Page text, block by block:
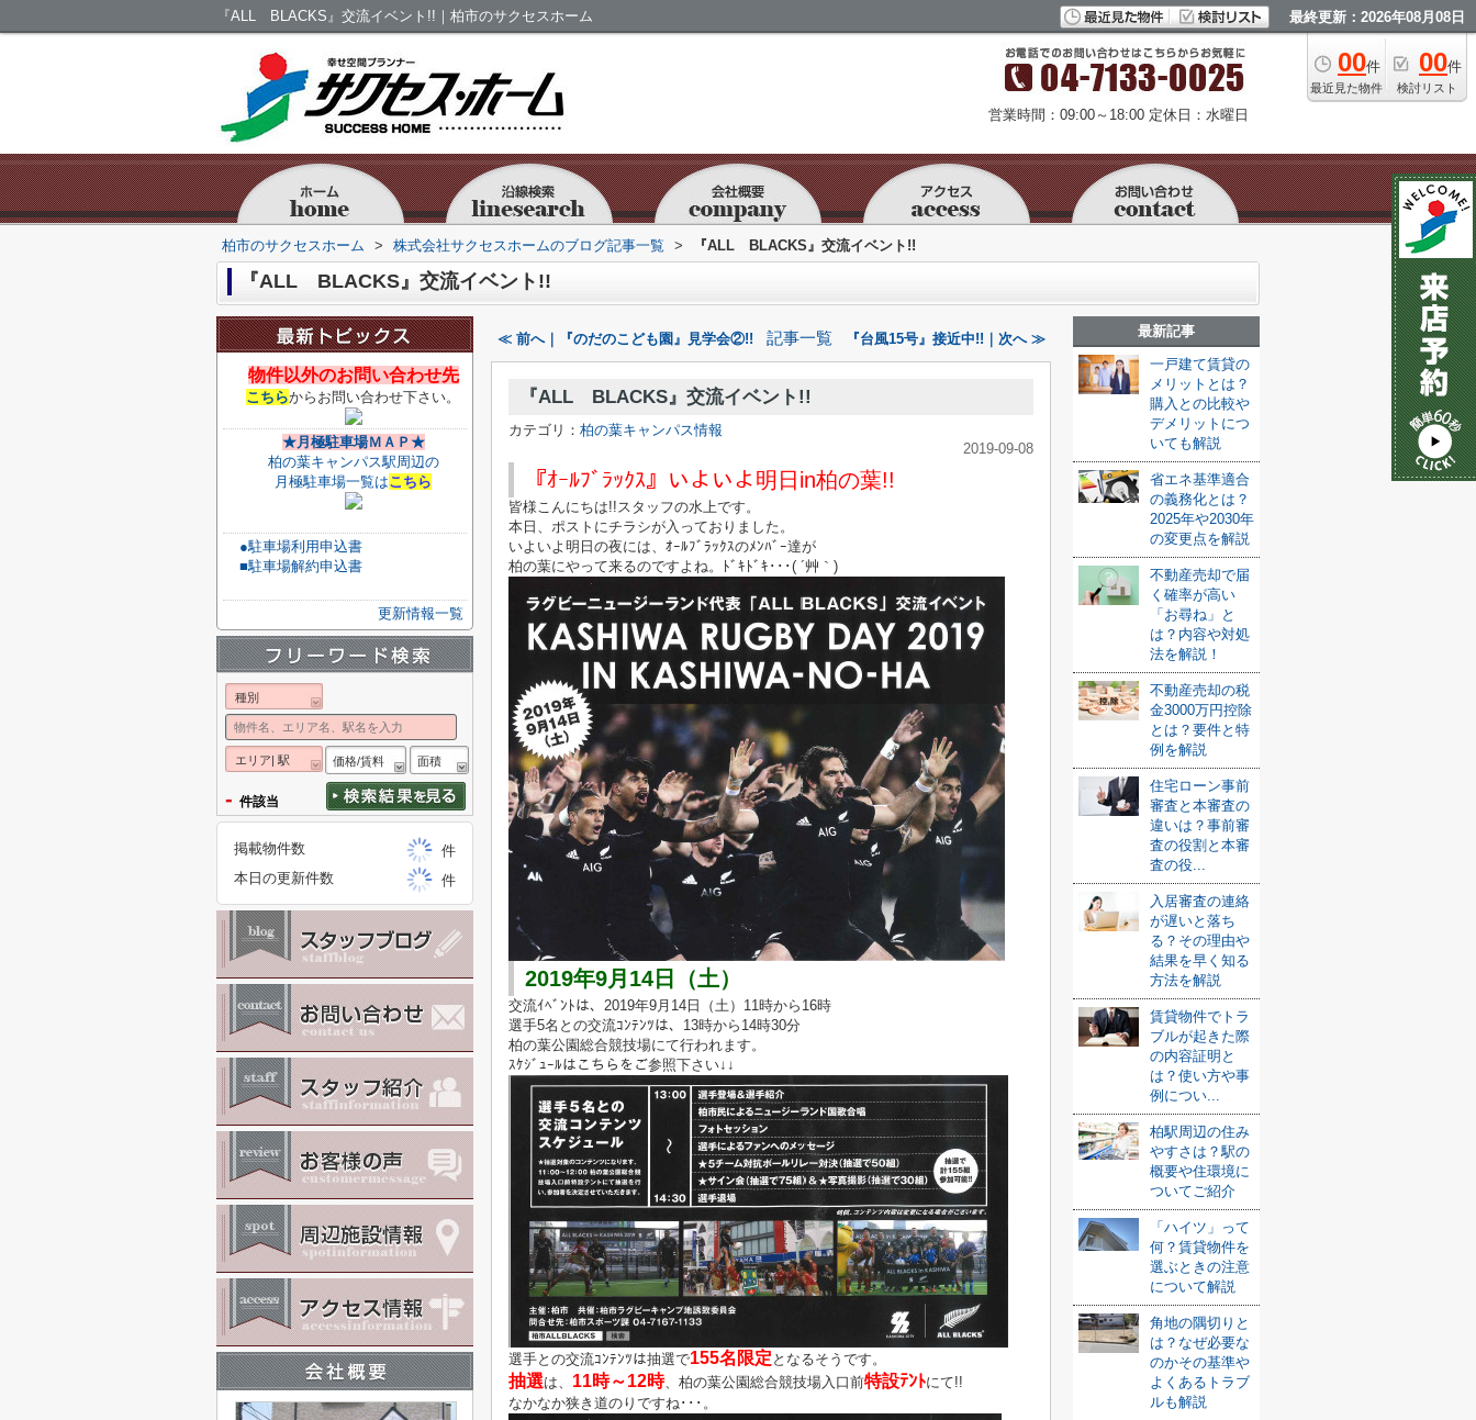
『ALL BLACKS』交流イベント!!｜柏市のサクセスホーム 最終更新：2026年08月08日
00件
最近見た物件
00件
検討リスト
営業時間：09:00～18:00 定休日：水曜日
柏市のサクセスホーム > 株式会社サクセスホームのブログ記事一覧 > 『ALL BLACKS』交流イベント!!
『ALL BLACKS』交流イベント!!
≪ 前へ｜『のだのこども園』見学会②!! 記事一覧 『台風15号』接近中!!｜次へ ≫
『ALL BLACKS』交流イベント!!
カテゴリ： 柏の葉キャンパス情報
2019-09-08
『ｵｰﾙﾌﾞﾗｯｸｽ』いよいよ明日in柏の葉!!
皆様こんにちは!!スタッフの水上です。
本日、ポストにチラシが入っておりました。
いよいよ明日の夜には、ｵｰﾙﾌﾞﾗｯｸｽのﾒﾝﾊﾞｰ達が
柏の葉にやって来るのですよね。ﾄﾞｷﾄﾞｷ･･･( ´艸｀)
2019年9月14日（土）
交流ｲﾍﾞﾝﾄは、2019年9月14日（土）11時から16時
選手5名との交流ｺﾝﾃﾝﾂは、13時から14時30分
柏の葉公園総合競技場にて行われます。
ｽｹｼﾞｭｰﾙはこちらをご参照下さい↓↓
選手との交流ｺﾝﾃﾝﾂは抽選で155名限定 となるそうです。
抽選は、 11時～12時、 柏の葉公園総合競技場入口前特設ﾃﾝﾄにて!!
なかなか狭き道のりですね･･･。
最新記事
一戸建て賃貸の
メリットとは？
購入との比較や
デメリットにつ
いても解説
省エネ基準適合
の義務化とは？
2025年や2030年
の変更点を解説
不動産売却で届
く確率が高い
「お尋ね」と
は？内容や対処
法を解説！
不動産売却の税
金3000万円控除
とは？要件と特
例を解説
住宅ローン事前
審査と本審査の
違いは？事前審
査の役割と本審
査の役...
入居審査の連絡
が遅いと落ち
る？その理由や
結果を早く知る
方法を解説
賃貸物件でトラ
ブルが起きた際
の内容証明と
は？使い方や事
例につい...
柏駅周辺の住み
やすさは？駅の
概要や住環境に
ついてご紹介
「ハイツ」って
何？賃貸物件を
選ぶときの注意
について解説
角地の隅切りと
は？なぜ必要な
のかその基準や
よくあるトラブ
ルも解説
物件以外のお問い合わせ先
こちらからお問い合わせ下さい。
★月極駐車場ＭＡＰ★
柏の葉キャンパス駅周辺の
月極駐車場一覧はこちら
●駐車場利用申込書
■駐車場解約申込書
更新情報一覧
種別
エリア| 駅 価格/賃料 面積
- 件該当
掲載物件数
件
本日の更新件数
件